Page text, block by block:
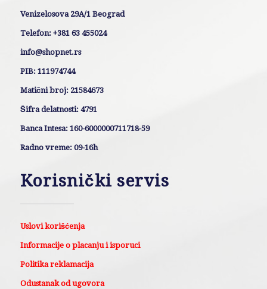
Venizelosova 29A/1 Beograd
Telefon: +381 63 455024
info@shopnet.rs
PIB: 111974744
Matični broj: 21584673
Šifra delatnosti: 4791
Banca Intesa: 160-6000000711718-59
Radno vreme: 09-16h
Korisnički servis
Uslovi korišćenja
Informacije o placanju i isporuci
Politika reklamacija
Odustanak od ugovora